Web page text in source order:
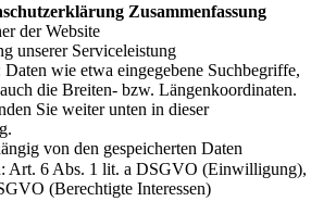
Zusammenfassung
der Website
unserer Serviceleistung
Daten wie etwa eingegebene Suchbegriffe,
die Breiten- bzw. Längenkoordinaten.
Sie weiter unten in dieser
von den gespeicherten Daten
Art. 6 Abs. 1 lit. a DSGVO (Einwilligung),
(Berechtigte Interessen)